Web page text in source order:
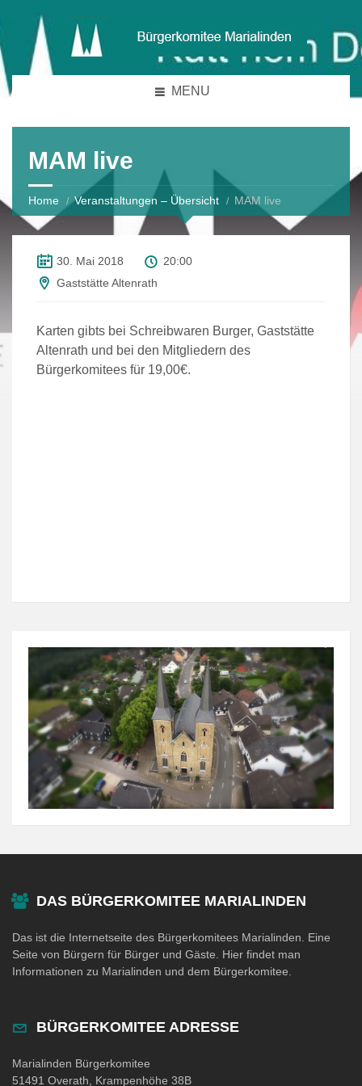
MENU
MAM live
Home Veranstaltungen – Übersicht MAM live
30. Mai 2018
20:00
Gaststätte Altenrath
Karten gibts bei Schreibwaren Burger, Gaststätte
Altenrath und bei den Mitgliedern des
Bürgerkomitees für 19,00€.
DAS BÜRGERKOMITEE MARIALINDEN
Das ist die Internetseite des Bürgerkomitees Marialinden. Eine
Seite von Bürgern für Bürger und Gäste. Hier findet man
Informationen zu Marialinden und dem Bürgerkomitee.
BÜRGERKOMITEE ADRESSE
Marialinden Bürgerkomitee
51491 Overath, Krampenhöhe 38B